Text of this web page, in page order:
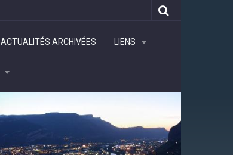
ACTUALITÉS ARCHIVÉES LIENS